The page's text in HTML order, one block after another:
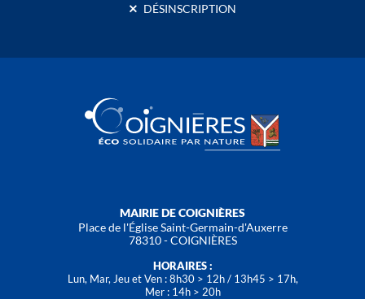
DÉSINSCRIPTION
MAIRIE DE COIGNIÈRES
Place de l'Église Saint-Germain-d'Auxerre
78310 - COIGNIÈRES
HORAIRES :
Lun, Mar, Jeu et Ven : 8h30 > 12h / 13h45 > 17h,
Mer : 14h > 20h